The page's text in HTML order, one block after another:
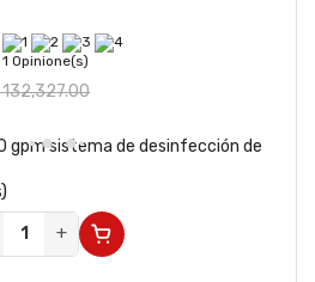
1 Opinione(s)
132,327.00
+